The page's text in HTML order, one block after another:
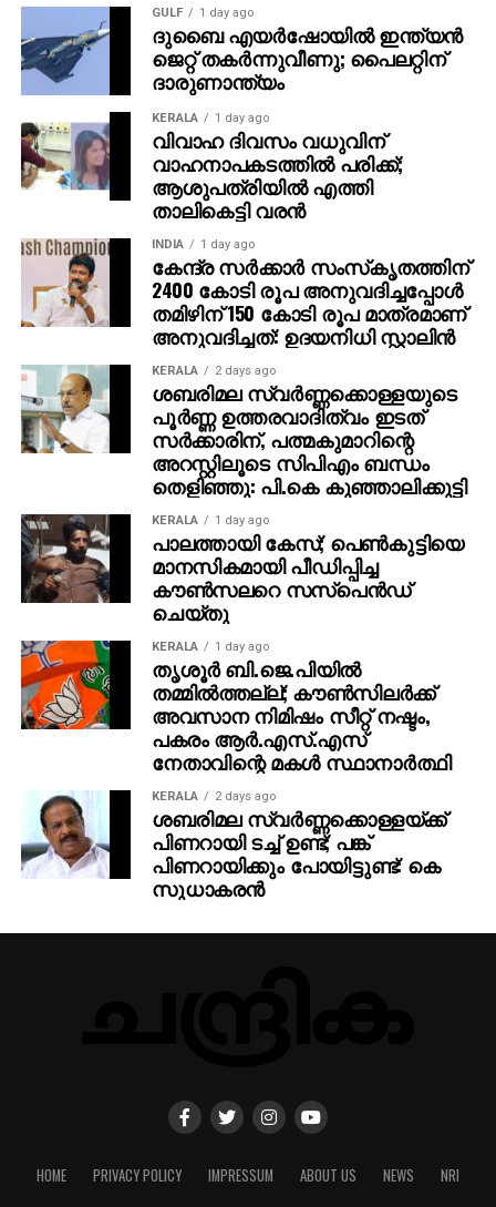
GULF 1 day ago
ദുബൈ എയര്‍ഷോയില്‍ ഇന്ത്യന്‍
ജെറ്റ് തകര്‍ന്നുവീണു; പൈലറ്റിന്
ദാരുണാന്ത്യം
KERALA 1 day ago
വിവാഹ ദിവസം വധുവിന്
വാഹനാപകടത്തില്‍ പരിക്ക്;
ആശുപത്രിയില്‍ എത്തി
താലികെട്ടി വരന്‍
INDIA 1 day ago
കേന്ദ്ര സര്‍ക്കാര്‍ സംസ്‌കൃതത്തിന്
2400 കോടി രൂപ അനുവദിച്ചപ്പോള്‍
തമിഴിന് 150 കോടി രൂപ മാത്രമാണ്
അനുവദിച്ചത്: ഉദയനിധി സ്റ്റാലിന്‍
KERALA 2 days ago
ശബരിമല സ്വര്‍ണ്ണക്കൊള്ളയുടെ
പൂര്‍ണ്ണ ഉത്തരവാദിത്വം ഇടത്
സര്‍ക്കാരിന്, പത്മകുമാറിന്റെ
അറസ്റ്റിലൂടെ സിപിഎം ബന്ധം
തെളിഞ്ഞു: പി.കെ കുഞ്ഞാലിക്കുട്ടി
KERALA 1 day ago
പാലത്തായി കേസ്; പെൺകുട്ടിയെ
മാനസികമായി പീഡിപ്പിച്ച
കൗൺസലറെ സസ്പെൻഡ്
ചെയ്തു
KERALA 1 day ago
തൃശൂര്‍ ബി.ജെ.പിയില്‍
തമ്മില്‍ത്തല്ല്; കൗണ്‍സിലര്‍ക്ക്
അവസാന നിമിഷം സീറ്റ് നഷ്ടം,
പകരം ആര്‍.എസ്.എസ്
നേതാവിന്റെ മകള്‍ സ്ഥാനാര്‍ത്ഥി
KERALA 2 days ago
ശബരിമല സ്വര്‍ണ്ണക്കൊള്ളയ്ക്ക്
പിണറായി ടച്ച് ഉണ്ട്; പങ്ക്
പിണറായിക്കും പോയിട്ടുണ്ട്: കെ
സുധാകരന്‍
HOME PRIVACY POLICY IMPRESSUM ABOUT US NEWS NRI